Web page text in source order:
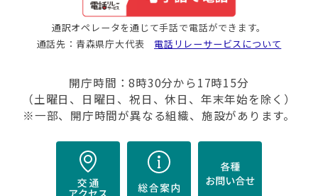
通訳オペレータを通じて手話で電話ができます。
通話先：青森県庁大代表 電話リレーサービスについて
開庁時間：8時30分から17時15分
（土曜日、日曜日、祝日、休日、年末年始を除く）
※一部、開庁時間が異なる組織、施設があります。